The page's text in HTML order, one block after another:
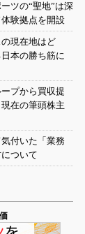
ツの“聖地”は深
験拠点を開設
現在地はど
本の勝ち筋に
ープから買収提
在の筆頭株主
付いた「業務
ついて